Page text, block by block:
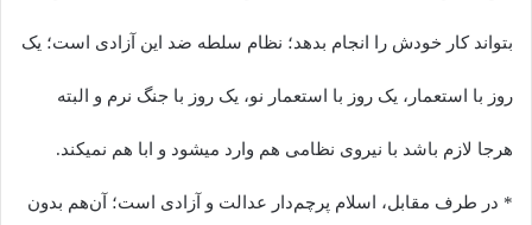
بتواند کار خودش را انجام بدهد؛ نظام سلطه ضد این آزادی است؛ یک
روز با استعمار، یک روز با استعمار نو، یک روز با جنگ نرم و البته
هرجا لازم باشد با نیروی نظامی هم وارد میشود و ابا هم نمیکند.
* در طرف مقابل، اسلام پرچم‌دار عدالت و آزادی است؛ آن‌هم بدون